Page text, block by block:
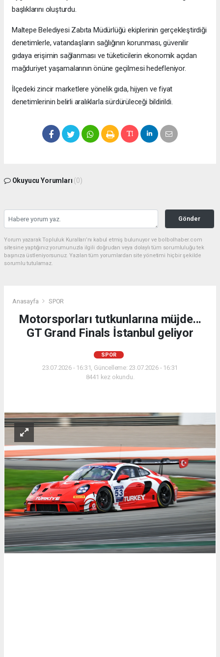
başlıklarını oluşturdu.
Maltepe Belediyesi Zabıta Müdürlüğü ekiplerinin gerçekleştirdiği
denetimlerle, vatandaşların sağlığının korunması, güvenilir
gıdaya erişimin sağlanması ve tüketicilerin ekonomik açıdan
mağduriyet yaşamalarının önüne geçilmesi hedefleniyor.
İlçedeki zincir marketlere yönelik gıda, hijyen ve fiyat
denetimlerinin belirli aralıklarla sürdürüleceği bildirildi.
Okuyucu Yorumları (0)
Gönder
Yorum yazarak Topluluk Kuralları’nı kabul etmiş bulunuyor ve bolbolhaber.com
sitesine yaptığınız yorumunuzla ilgili doğrudan veya dolaylı tüm sorumluluğu tek
başınıza üstleniyorsunuz. Yazılan tüm yorumlardan site yönetimi hiçbir şekilde
sorumlu tutulamaz.
Anasayfa SPOR
Motorsporları tutkunlarına müjde...
GT Grand Finals İstanbul geliyor
SPOR
23.07.2026 - 16:31, Güncelleme: 23.07.2026 - 16:31
8441 kez okundu.